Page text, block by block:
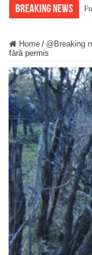
Breaking News
Home / @Breaking
fără permis